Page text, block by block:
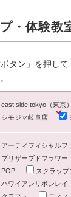
・体験教
タン」を押し
east side tokyo（東京）
シモジマ岐阜店
アーティフィシャルフ
プリザーブドフラワー
POP
スクラッ
ハワイアンリボンレイ